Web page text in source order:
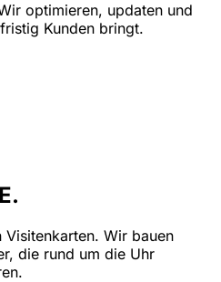
optimieren, updaten und
Kunden bringt.
Wir bauen
die rund um die Uhr